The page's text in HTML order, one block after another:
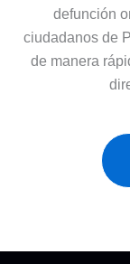
defunción
ciudadanos de
de manera